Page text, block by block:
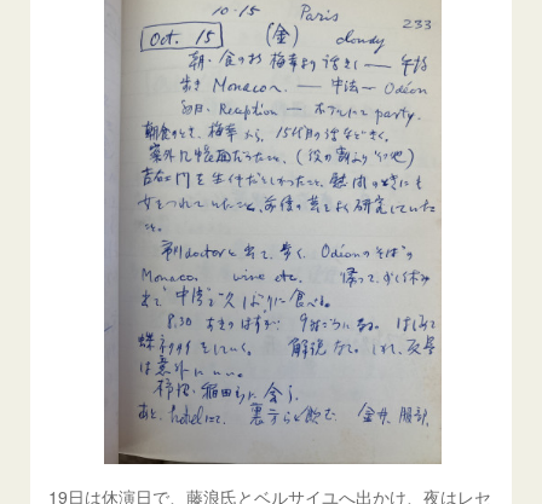
19日は休演日で、藤浪氏とベルサイユへ出かけ、夜はレセ